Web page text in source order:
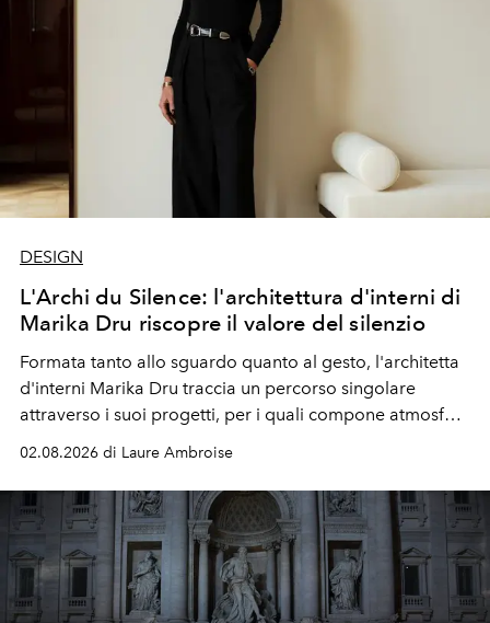
DESIGN
L'Archi du Silence: l'architettura d'interni di
Marika Dru riscopre il valore del silenzio
Formata tanto allo sguardo quanto al gesto, l'architetta
d'interni Marika Dru traccia un percorso singolare
attraverso i suoi progetti, per i quali compone atmosfere
silenziose, quasi sospese, dove l'emozione nasce meno
diventa una forma di evidenza.
02.08.2026 di Laure Ambroise